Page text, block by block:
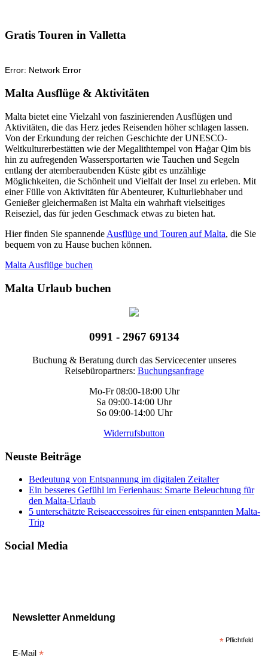
Gratis Touren in Valletta
Malta Ausflüge & Aktivitäten
Malta bietet eine Vielzahl von faszinierenden Ausflügen und
Aktivitäten, die das Herz jedes Reisenden höher schlagen lassen.
Von der Erkundung der reichen Geschichte der UNESCO-
Weltkulturerbestätten wie der Megalithtempel von Ħaġar Qim bis
hin zu aufregenden Wassersportarten wie Tauchen und Segeln
entlang der atemberaubenden Küste gibt es unzählige
Möglichkeiten, die Schönheit und Vielfalt der Insel zu erleben. Mit
einer Fülle von Aktivitäten für Abenteurer, Kulturliebhaber und
Genießer gleichermaßen ist Malta ein wahrhaft vielseitiges
Reiseziel, das für jeden Geschmack etwas zu bieten hat.
Hier finden Sie spannende Ausflüge und Touren auf Malta, die Sie
bequem von zu Hause buchen können.
Malta Ausflüge buchen
Malta Urlaub buchen
0991 - 2967 69134
Buchung & Beratung durch das Servicecenter unseres
Reisebüropartners: Buchungsanfrage
Mo-Fr 08:00-18:00 Uhr
Sa 09:00-14:00 Uhr
So 09:00-14:00 Uhr
Widerrufsbutton
Neuste Beiträge
Bedeutung von Entspannung im digitalen Zeitalter
Ein besseres Gefühl im Ferienhaus: Smarte Beleuchtung für
den Malta-Urlaub
5 unterschätzte Reiseaccessoires für einen entspannten Malta-
Trip
Social Media
Newsletter Anmeldung
* Pflichtfeld
E-Mail *